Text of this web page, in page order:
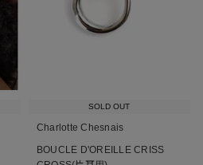
SOLD OUT
Charlotte Chesnais
BOUCLE D'OREILLE CRISS